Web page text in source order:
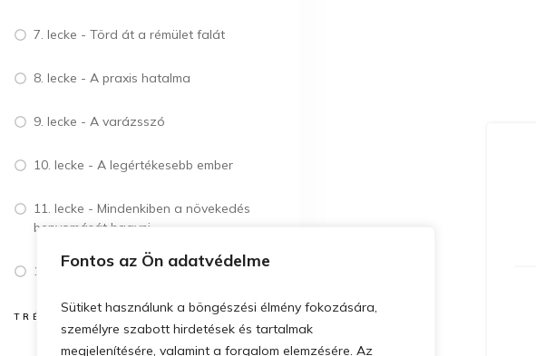
Fontos az Ön adatvédelme
Sütiket használunk a böngészési élmény fokozására,
személyre szabott hirdetések és tartalmak
megjelenítésére, valamint a forgalom elemzésére. Az
7. lecke - Törd át a rémület falát
8. lecke - A praxis hatalma
9. lecke - A varázsszó
10. lecke - A legértékesebb ember
11. lecke - Mindenkiben a növekedés
benyomását hagyni
12. lecke - Az elme felnagyítása
TRÉNINGFELVÉTELEK